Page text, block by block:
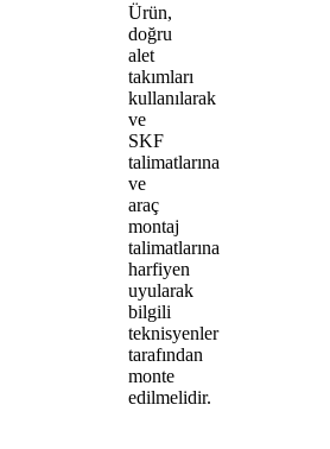
Ürün,
doğru
alet
takımları
kullanılarak
ve
SKF
talimatlarına
ve
araç
montaj
talimatlarına
harfiyen
uyularak
bilgili
teknisyenler
tarafından
monte
edilmelidir.